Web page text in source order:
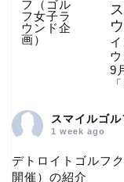
9
スマイルゴル
1 week ago
デトロイトゴルフ
開催）の紹介